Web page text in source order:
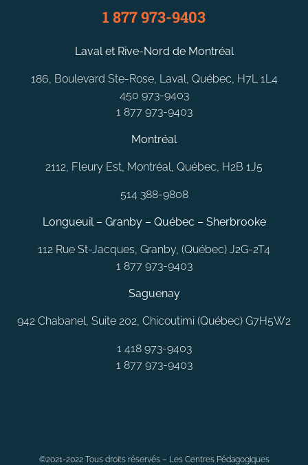
1 877 973-9403
Laval et Rive-Nord de Montréal
186, Boulevard Ste-Rose, Laval, Québec, H7L 1L4
450 973-9403
1 877 973-9403
Montréal
2112, Fleury Est, Montréal, Québec, H2B 1J5
514 388-9808
Longueuil – Granby – Québec – Sherbrooke
112 Rue St-Jacques, Granby, (Québec) J2G-2T4
1 877 973-9403
Saguenay
942 Chabanel, Suite 202, Chicoutimi (Québec) G7H5W2
1 418 973-9403
1 877 973-9403
©2021-2022 Tous droits réservés – Les Centres Pédagogiques